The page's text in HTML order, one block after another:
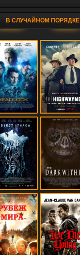
В СЛУЧАЙНОМ ПОРЯДКЕ